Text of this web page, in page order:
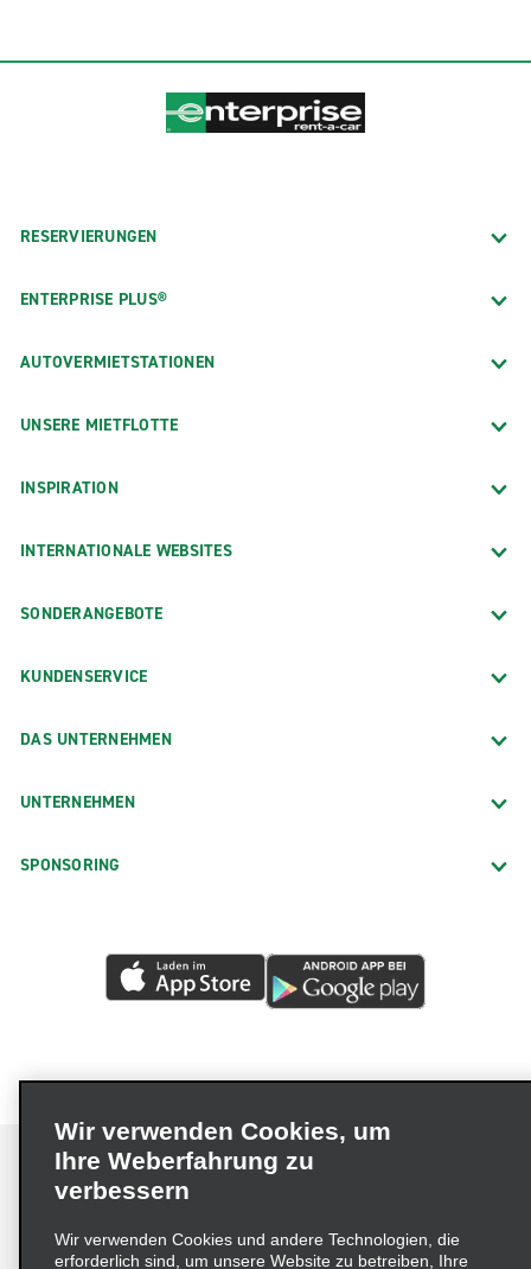
RESERVIERUNGEN
ENTERPRISE PLUS®
AUTOVERMIETSTATIONEN
UNSERE MIETFLOTTE
INSPIRATION
INTERNATIONALE WEBSITES
SONDERANGEBOTE
KUNDENSERVICE
DAS UNTERNEHMEN
UNTERNEHMEN
SPONSORING
Impressum Nutzungsbedingungen
Datenschutzrichtlinie
Wir verwenden Cookies, um
Ihre Weberfahrung zu
verbessern
Wir verwenden Cookies und andere Technologien, die
erforderlich sind, um unsere Website zu betreiben, Ihre